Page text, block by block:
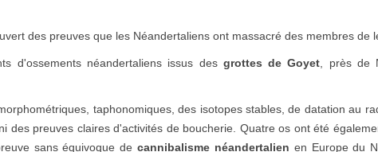
des preuves que les Néandertaliens ont massacré des membres de
d'ossements néandertaliens issus des grottes de Goyet , près de
taphonomiques, des isotopes stables, de datation au
des preuves claires d'activités de boucherie. Quatre os ont été
sans équivoque de cannibalisme néandertalien en Europe du